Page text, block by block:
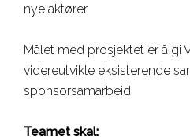
nye aktører.
Målet med prosjektet er å gi
videreutvikle eksisterende
sponsorsamarbeid.
Teamet skal: